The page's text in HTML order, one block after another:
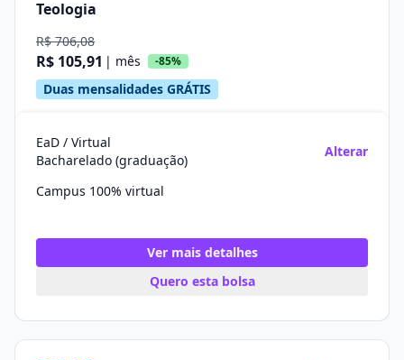
Teologia
R$ 706,08
R$ 105,91 | mês -85%
Duas mensalidades GRÁTIS
EaD / Virtual
Bacharelado (graduação)
Alterar
Campus 100% virtual
Ver mais detalhes
Quero esta bolsa